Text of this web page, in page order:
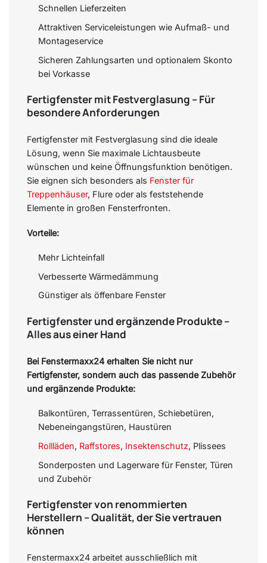
Schnellen Lieferzeiten
Attraktiven Serviceleistungen wie Aufmaß- und
Montageservice
Sicheren Zahlungsarten und optionalem Skonto
bei Vorkasse
Fertigfenster mit Festverglasung – Für
besondere Anforderungen
Fertigfenster mit Festverglasung sind die ideale
Lösung, wenn Sie maximale Lichtausbeute
wünschen und keine Öffnungsfunktion benötigen.
Sie eignen sich besonders als Fenster für
Treppenhäuser, Flure oder als feststehende
Elemente in großen Fensterfronten.
Vorteile:
Mehr Lichteinfall
Verbesserte Wärmedämmung
Günstiger als öffenbare Fenster
Fertigfenster und ergänzende Produkte –
Alles aus einer Hand
Bei Fenstermaxx24 erhalten Sie nicht nur
Fertigfenster, sondern auch das passende Zubehör
und ergänzende Produkte:
Balkontüren, Terrassentüren, Schiebetüren,
Nebeneingangstüren, Haustüren
Rollläden, Raffstores, Insektenschutz, Plissees
Sonderposten und Lagerware für Fenster, Türen
und Zubehör
Fertigfenster von renommierten
Herstellern – Qualität, der Sie vertrauen
können
Fenstermaxx24 arbeitet ausschließlich mit